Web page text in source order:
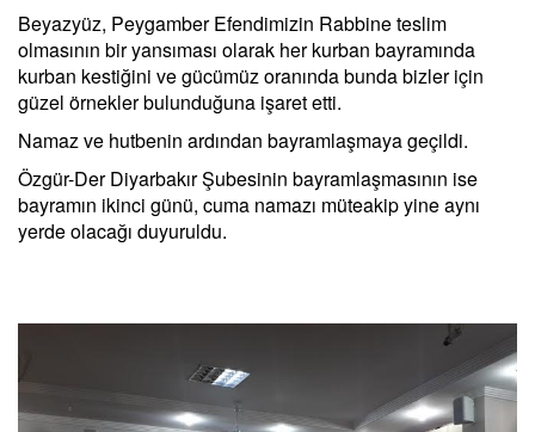
Beyazyüz, Peygamber Efendimizin Rabbine teslim
olmasının bir yansıması olarak her kurban bayramında
kurban kestiğini ve gücümüz oranında bunda bizler için
güzel örnekler bulunduğuna işaret etti.
Namaz ve hutbenin ardından bayramlaşmaya geçildi.
Özgür-Der Diyarbakır Şubesinin bayramlaşmasının ise
bayramın ikinci günü, cuma namazı müteakip yine aynı
yerde olacağı duyuruldu.